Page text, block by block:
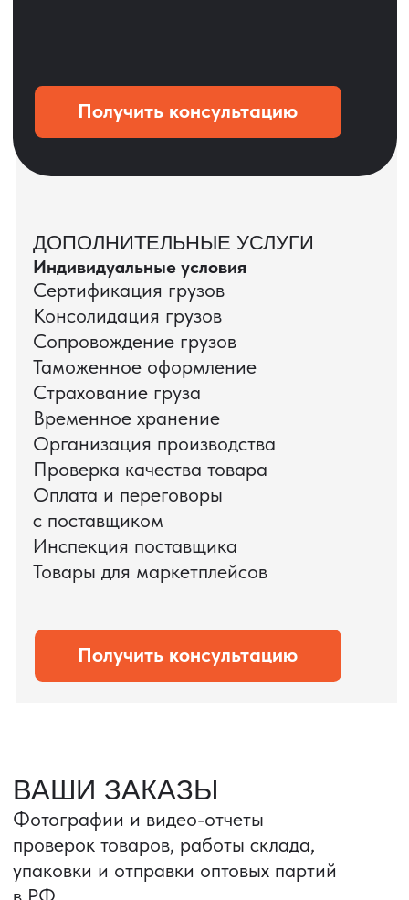
Даю согласие на обработкуперсональных данных
и соглашаюсь с
КЕЙС ПАО «РОСТЕЛЕКОМ»
ПАО «Ростелеком» доверяет нам полный
цикл международных поставок — от
поиска и проверки поставщиков до
доставки оборудования.
Мы обеспечили полный цикл работ:
проверку продукции, логистику,
таможенное оформление и контроль
сроков. В результате все товары были
доставлены точно в срок и без
дополнительных рисков.
PRO TORG — проверенный партнёр по
международной логистике для ведущих
федеральных компаний.
Оставить заявку
Портативные колонки
Условия: Тираж 3100 шт.
Колонка с шнуром
зарядным, без коробки
Условия: Тираж 5900 шт.
Магнитная зарядка 3в1.